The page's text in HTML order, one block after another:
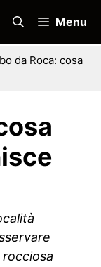
Menu
da Roca: cosa
rocciosa